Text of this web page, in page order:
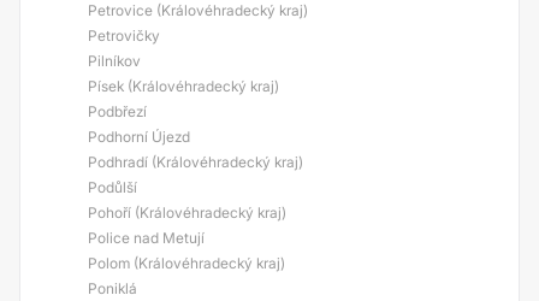
Petrovice (Královéhradecký kraj)
Petrovičky
Pilníkov
Písek (Královéhradecký kraj)
Podbřezí
Podhorní Újezd
Podhradí (Královéhradecký kraj)
Podůlší
Pohoří (Královéhradecký kraj)
Police nad Metují
Polom (Královéhradecký kraj)
Poniklá